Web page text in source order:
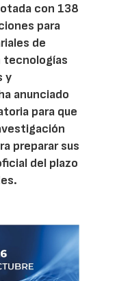
con 138
para
de
tecnologías
y
anunciado
para que
preparar sus
del plazo